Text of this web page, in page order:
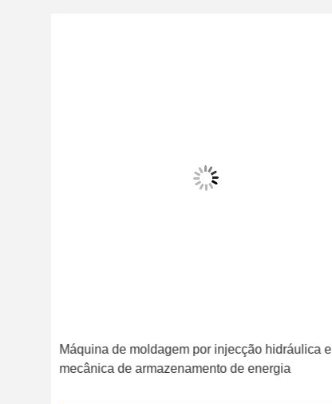
Máquina de moldagem por injecção hidráulica e
mecânica de armazenamento de energia